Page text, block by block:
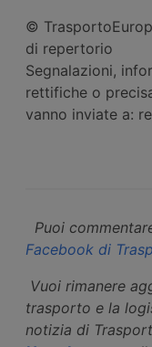
©
di repertorio
Segnalazioni,
rettifiche o
vanno inviate a:
Puoi
Facebook di
Vuoi rimanere
trasporto e la
notizia di